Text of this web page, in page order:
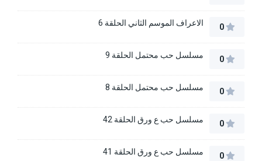
0 الاعراف الموسم الثاني الحلقة 6
0 مسلسل حب محتمل الحلقة 9
0 مسلسل حب محتمل الحلقة 8
0 مسلسل حب ع ورق الحلقة 42
0 مسلسل حب ع ورق الحلقة 41